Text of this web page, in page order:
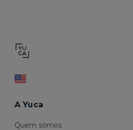
A Yuca
Quem somos